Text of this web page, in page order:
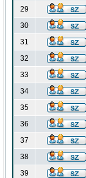
29
30
31
32
33
34
35
36
37
38
39